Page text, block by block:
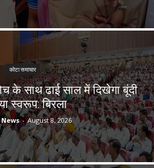
कोटा समाचार
के साथ ढाई साल में दिखेगा बूंदी
स्वरूप: बिरला
- August 8, 2026